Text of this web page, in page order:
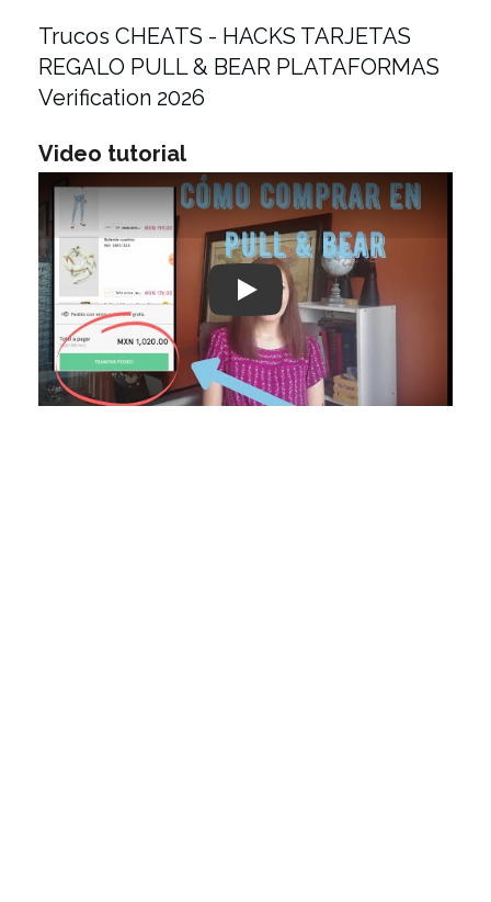
Trucos CHEATS - HACKS TARJETAS
REGALO PULL & BEAR PLATAFORMAS
Verification 2026
Video tutorial
Play: Keynote (Google I/O '18)